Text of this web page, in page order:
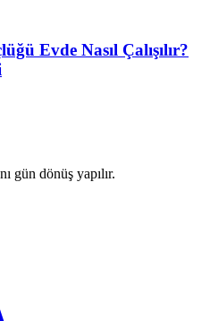
Evde Nasıl Çalışılır?
gün dönüş yapılır.